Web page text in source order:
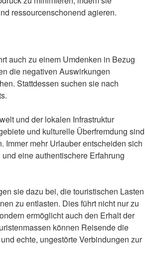
ressourcenschonend agieren.
auch zu einem Umdenken in Bezug
die negativen Auswirkungen
Stattdessen suchen sie nach
und der lokalen Infrastruktur
und kulturelle Überfremdung sind
Immer mehr Urlauber entscheiden sich
eine authentischere Erfahrung
sie dazu bei, die touristischen Lasten
zu entlasten. Dies führt nicht nur zu
ermöglicht auch den Erhalt der
können Reisende die
echte, ungestörte Verbindungen zur